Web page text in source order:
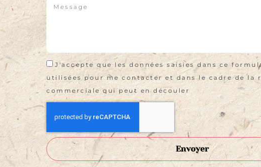
J'accepte que les données saisies dans ce
utilisées pour me contacter et dans le cadre de la
commerciale qui peut en découler
Envoyer